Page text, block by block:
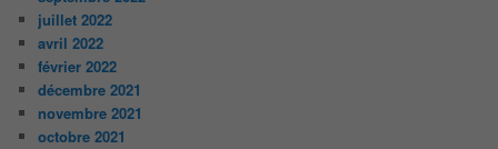
juillet 2022
avril 2022
février 2022
décembre 2021
novembre 2021
octobre 2021